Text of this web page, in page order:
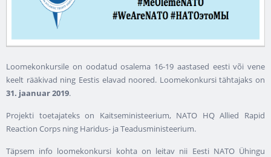
Loomekonkursile on oodatud osalema 16-19 aastased eesti või vene
keelt rääkivad ning Eestis elavad noored. Loomekonkursi tähtajaks on
31. jaanuar 2019.
Projekti toetajateks on Kaitseministeerium, NATO HQ Allied Rapid
Reaction Corps ning Haridus- ja Teadusministeerium.
Täpsem info loomekonkursi kohta on leitav nii Eesti NATO Ühingu